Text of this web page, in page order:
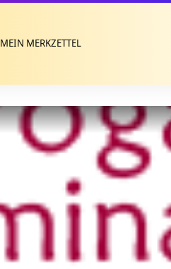
MEIN MERKZETTEL